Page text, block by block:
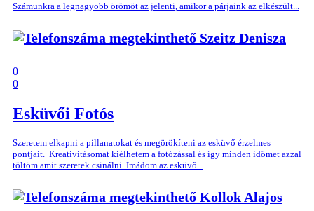
Számunkra a legnagyobb örömöt az jelenti, amikor a párjaink az elkészült...
Szeitz Denisza
0
0
Esküvői Fotós
Szeretem elkapni a pillanatokat és megörökíteni az esküvő érzelmes
pontjait. Kreativitásomat kiélhetem a fotózással és így minden időmet azzal
töltöm amit szeretek csinálni. Imádom az esküvő...
Kollok Alajos